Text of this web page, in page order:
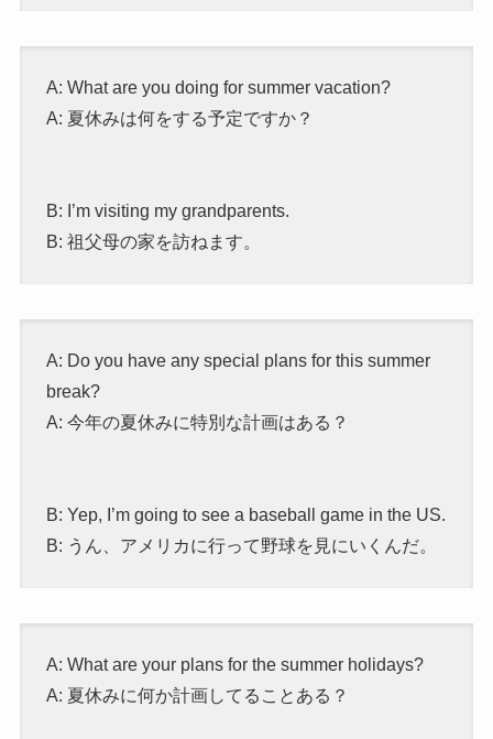
A: What are you doing for summer vacation?
A: 夏休みは何をする予定ですか？
B: I’m visiting my grandparents.
B: 祖父母の家を訪ねます。
A: Do you have any special plans for this summer
break?
A: 今年の夏休みに特別な計画はある？
B: Yep, I’m going to see a baseball game in the US.
B: うん、アメリカに行って野球を見にいくんだ。
A: What are your plans for the summer holidays?
A: 夏休みに何か計画してることある？